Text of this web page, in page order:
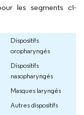
les segments ci-
Dispositifs
oropharyngés
Dispositifs
nasopharyngés
Masques laryngés
Autres dispositifs